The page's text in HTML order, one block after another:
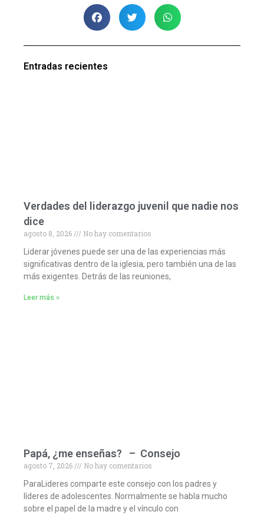
Entradas recientes
Verdades del liderazgo juvenil que nadie nos
dice
agosto 8, 2026
No hay comentarios
Liderar jóvenes puede ser una de las experiencias más
significativas dentro de la iglesia, pero también una de las
más exigentes. Detrás de las reuniones,
Leer más »
Papá, ¿me enseñas? – Consejo
agosto 7, 2026
No hay comentarios
ParaLideres comparte este consejo con los padres y
líderes de adolescentes. Normalmente se habla mucho
sobre el papel de la madre y el vínculo con